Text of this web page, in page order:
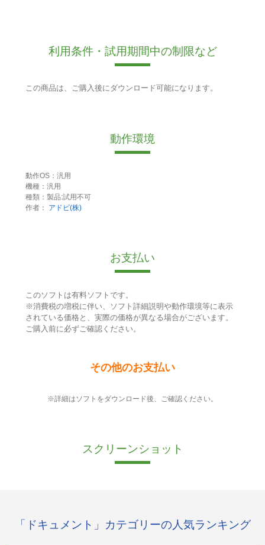
利用条件・試用期間中の制限など
この商品は、ご購入後にダウンロード可能になります。
動作環境
動作OS：汎用
機種：汎用
種類：製品:試用不可
作者：
アドビ(株)
お支払い
このソフトは有料ソフトです。
※消費税の増税に伴い、ソフト詳細説明や動作環境等に表示
されている価格と、実際の価格が異なる場合がございます。
ご購入前に必ずご確認ください。
その他のお支払い
※詳細はソフトをダウンロード後、ご確認ください。
スクリーンショット
「ドキュメント」カテゴリーの人気ランキング